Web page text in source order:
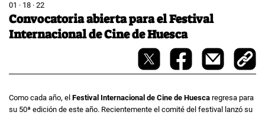
01 · 18 · 22
Convocatoria abierta para el Festival
Internacional de Cine de Huesca
Como cada año, el Festival Internacional de Cine de Huesca regresa para
su 50ª edición de este año. Recientemente el comité del festival lanzó su